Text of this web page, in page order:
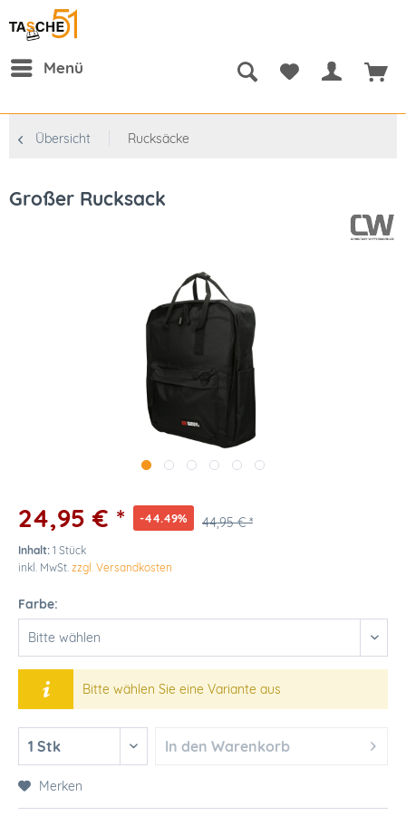
Menü
Übersicht Rucksäcke
Großer Rucksack
24,95 € * -44.49% 44,95 € *
Inhalt: 1 Stück
inkl. MwSt. zzgl. Versandkosten
Farbe:
Bitte wählen Sie eine Variante aus
In den Warenkorb
Merken